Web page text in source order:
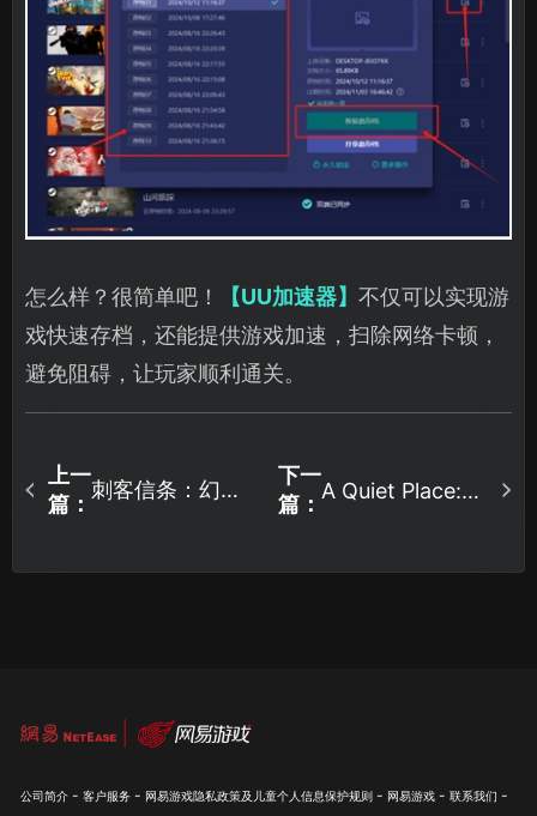
怎么样？很简单吧！ 【UU加速器】 不仅可以实现游
戏快速存档，还能提供游戏加速，扫除网络卡顿，
避免阻碍，让玩家顺利通关。
上一
篇：
刺客信条：幻景
动备份！
下一
篇：
A Quiet Place:
败怎么办？
公司简介 - 客户服务 - 网易游戏隐私政策及儿童个人信息保护规则 - 网易游戏 - 联系我们 -